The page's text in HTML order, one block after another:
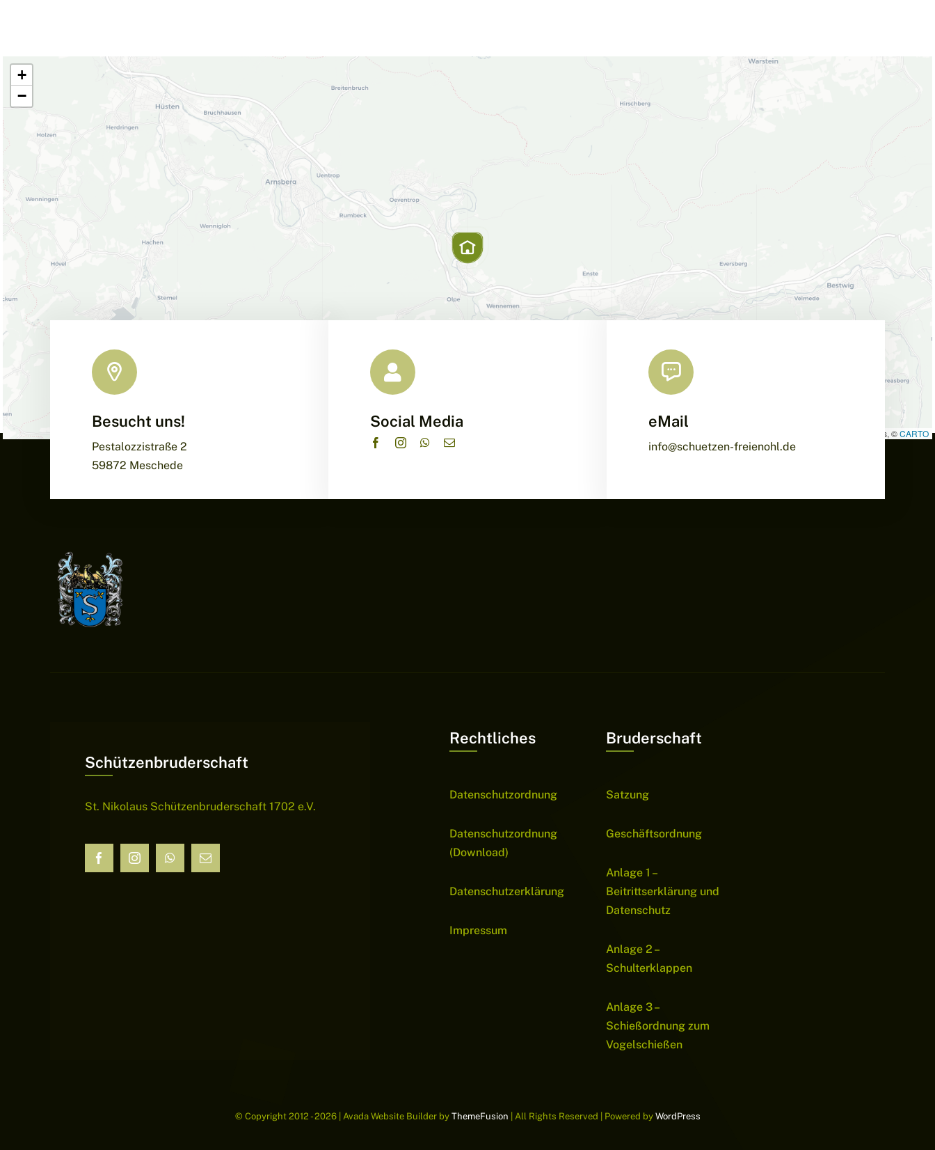
+
−
contributors, ©CARTO
Besucht uns!
Pestalozzistraße 2
59872 Meschede
Social Media eMail
info@schuetzen-freienohl.de
Schützenbruderschaft
St. Nikolaus Schützenbruderschaft 1702 e.V.
Rechtliches
Datenschutzordnung
Datenschutzordnung
(Download)
Datenschutzerklärung
Impressum
Bruderschaft
Satzung
Geschäftsordnung
Anlage 1 –
Beitrittserklärung und
Datenschutz
Anlage 2 –
Schulterklappen
Anlage 3 –
Schießordnung zum
Vogelschießen
© Copyright 2012 - 2026 | Avada Website Builder by ThemeFusion | All Rights Reserved | Powered by WordPress